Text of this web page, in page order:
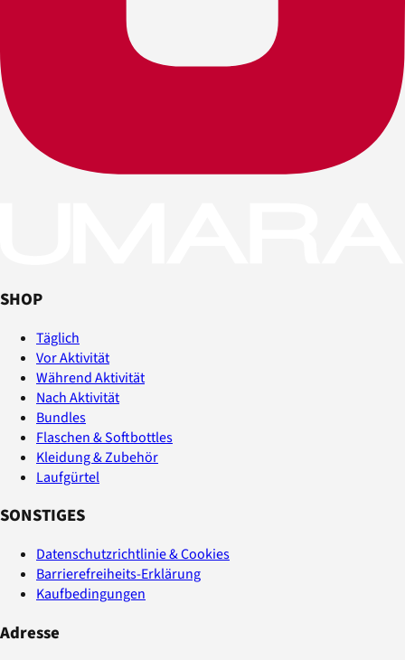
SHOP
Täglich
Vor Aktivität
Während Aktivität
Nach Aktivität
Bundles
Flaschen & Softbottles
Kleidung & Zubehör
Laufgürtel
SONSTIGES
Datenschutzrichtlinie & Cookies
Barrierefreiheits-Erklärung
Kaufbedingungen
Adresse